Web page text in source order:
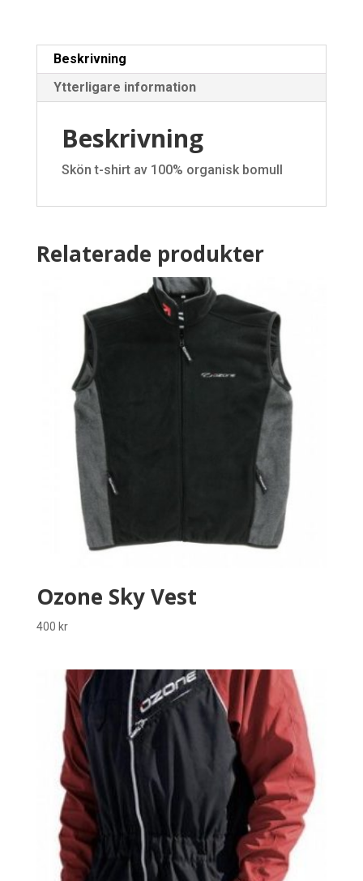
Beskrivning
Ytterligare information
Beskrivning
Skön t-shirt av 100% organisk bomull
Relaterade produkter
Ozone Sky Vest
400 kr